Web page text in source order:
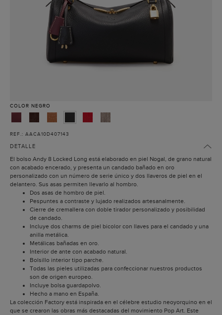
COLOR NEGRO
REF.: AACA10D407143
DETALLE
El bolso Andy 8 Locked Long está elaborado en piel Nogal, de grano natural
con acabado encerado, y presenta un candado bañado en oro
personalizado con un número de serie único y dos llaveros de piel en el
delantero. Sus asas permiten llevarlo al hombro.
Dos asas de hombro de piel.
Pespuntes a contraste y lujado realizados artesanalmente.
Cierre de cremallera con doble tirador personalizado y posibilidad
de candado.
Incluye dos charms de piel bicolor con llaves para el candado y una
anilla metálica.
Metálicas bañadas en oro.
Interior de ante con acabado natural.
Bolsillo interior tipo parche.
Todas las pieles utilizadas para confeccionar nuestros productos
son de origen europeo.
Incluye bolsa guardapolvo.
Hecho a mano en España.
La colección Factory está inspirada en el célebre estudio neoyorquino en el
que se crearon las obras más destacadas del movimiento Pop Art. Este